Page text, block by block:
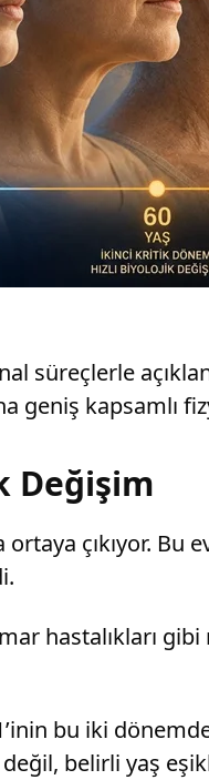
süreçlerle
geniş kapsamlı
Değişim
çıkıyor.
hastalıkları
bu iki
belirli yaş